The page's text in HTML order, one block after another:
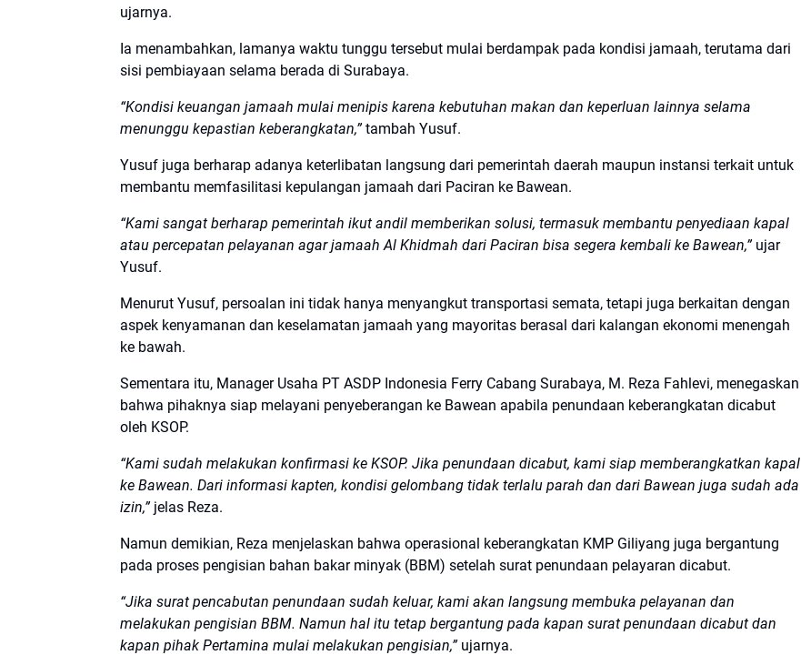
ujarnya.
Ia menambahkan, lamanya waktu tunggu tersebut mulai berdampak pada kondisi jamaah, terutama dari
sisi pembiayaan selama berada di Surabaya.
“Kondisi keuangan jamaah mulai menipis karena kebutuhan makan dan keperluan lainnya selama
menunggu kepastian keberangkatan,”tambah Yusuf.
Yusuf juga berharap adanya keterlibatan langsung dari pemerintah daerah maupun instansi terkait untuk
membantu memfasilitasi kepulangan jamaah dari Paciran ke Bawean.
“Kami sangat berharap pemerintah ikut andil memberikan solusi, termasuk membantu penyediaan kapal
atau percepatan pelayanan agar jamaah Al Khidmah dari Paciran bisa segera kembali ke Bawean,”ujar
Yusuf.
Menurut Yusuf, persoalan ini tidak hanya menyangkut transportasi semata, tetapi juga berkaitan dengan
aspek kenyamanan dan keselamatan jamaah yang mayoritas berasal dari kalangan ekonomi menengah
ke bawah.
Sementara itu, Manager Usaha PT ASDP Indonesia Ferry Cabang Surabaya, M. Reza Fahlevi, menegaskan
bahwa pihaknya siap melayani penyeberangan ke Bawean apabila penundaan keberangkatan dicabut
oleh KSOP.
“Kami sudah melakukan konfirmasi ke KSOP. Jika penundaan dicabut, kami siap memberangkatkan kapal
ke Bawean. Dari informasi kapten, kondisi gelombang tidak terlalu parah dan dari Bawean juga sudah ada
izin,”jelas Reza.
Namun demikian, Reza menjelaskan bahwa operasional keberangkatan KMP Giliyang juga bergantung
pada proses pengisian bahan bakar minyak (BBM) setelah surat penundaan pelayaran dicabut.
“Jika surat pencabutan penundaan sudah keluar, kami akan langsung membuka pelayanan dan
melakukan pengisian BBM. Namun hal itu tetap bergantung pada kapan surat penundaan dicabut dan
kapan pihak Pertamina mulai melakukan pengisian,” ujarnya.